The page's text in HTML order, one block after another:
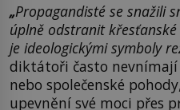
„Propagandisté se snažili
úplně odstranit
je ideologickými symboly
diktátoři často nevnímají
nebo společenské
upevnění své moci přes